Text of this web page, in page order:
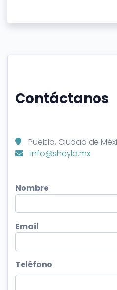
Contáctanos
Puebla, Ciudad de
info@sheyla.mx
Nombre
Email
Teléfono